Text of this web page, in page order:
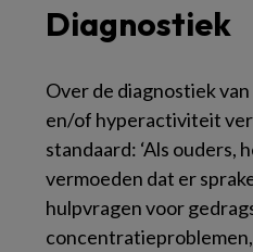
Diagnostiek
Over de diagnostiek
en/of hyperactiviteit
standaard: ‘Als ouders,
vermoeden dat er
hulpvragen voor